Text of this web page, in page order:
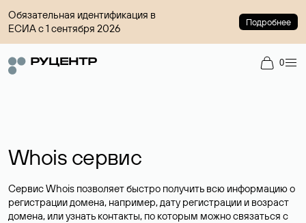
Обязательная идентификация в
ЕСИА с 1 сентября 2026
Подробнее
0
Whois сервис
Сервис Whois позволяет быстро получить всю информацию о
регистрации домена, например, дату регистрации и возраст
домена, или узнать контакты, по которым можно связаться с